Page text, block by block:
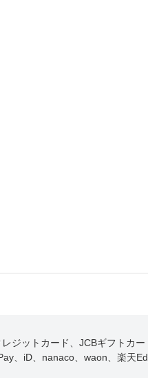
ジットカード、JCBギフトカ
、iD、nanaco、waon、楽天